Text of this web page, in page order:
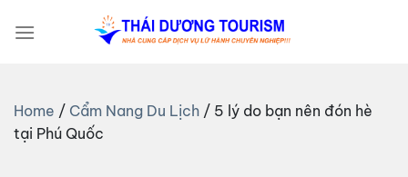
qua
Home / Cẩm Nang Du Lịch / 5 lý do bạn nên đón hè
tại Phú Quốc